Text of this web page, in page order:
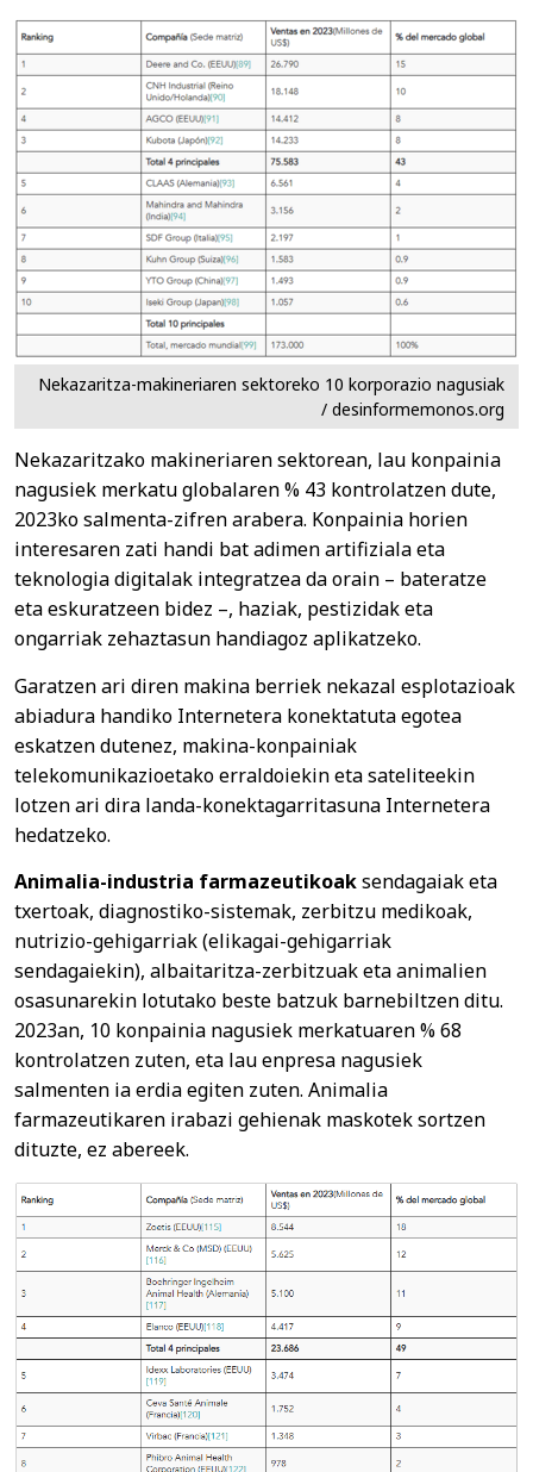
Nekazaritza-makineriaren sektoreko 10 korporazio nagusiak
/ desinformemonos.org
Nekazaritzako makineriaren sektorean, lau konpainia
nagusiek merkatu globalaren % 43 kontrolatzen dute,
2023ko salmenta-zifren arabera. Konpainia horien
interesaren zati handi bat adimen artifiziala eta
teknologia digitalak integratzea da orain – bateratze
eta eskuratzeen bidez –, haziak, pestizidak eta
ongarriak zehaztasun handiagoz aplikatzeko.
Garatzen ari diren makina berriek nekazal esplotazioak
abiadura handiko Internetera konektatuta egotea
eskatzen dutenez, makina-konpainiak
telekomunikazioetako erraldoiekin eta sateliteekin
lotzen ari dira landa-konektagarritasuna Internetera
hedatzeko.
Animalia-industria farmazeutikoaksendagaiak eta
txertoak, diagnostiko-sistemak, zerbitzu medikoak,
nutrizio-gehigarriak (elikagai-gehigarriak
sendagaiekin), albaitaritza-zerbitzuak eta animalien
osasunarekin lotutako beste batzuk barnebiltzen ditu.
2023an, 10 konpainia nagusiek merkatuaren % 68
kontrolatzen zuten, eta lau enpresa nagusiek
salmenten ia erdia egiten zuten. Animalia
farmazeutikaren irabazi gehienak maskotek sortzen
dituzte, ez abereek.